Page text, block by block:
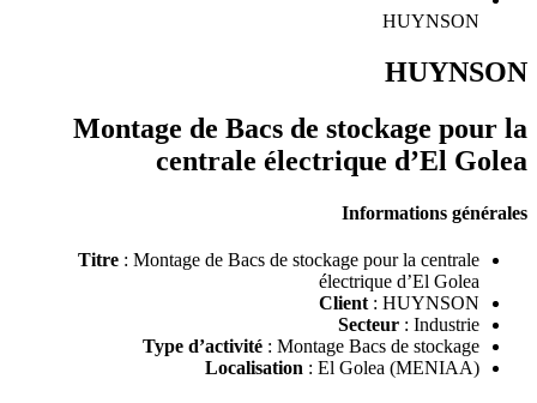
HUYNSON
HUYNSON
Montage de Bacs de stockage pour la
centrale électrique d’El Golea
Informations générales
Titre : Montage de Bacs de stockage pour la centrale
électrique d’El Golea
Client : HUYNSON
Secteur : Industrie
Type d’activité : Montage Bacs de stockage
Localisation : El Golea (MENIAA)